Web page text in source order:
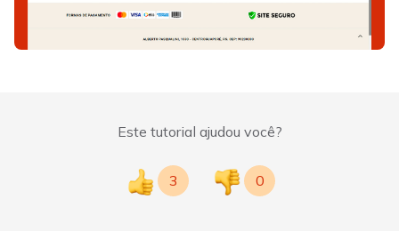
Este tutorial ajudou você?
3 0